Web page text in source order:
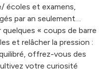
écoles et examens,
par an seulement…
« coups de barre
et relâcher la pression :
offrez-vous des
votre curiosité